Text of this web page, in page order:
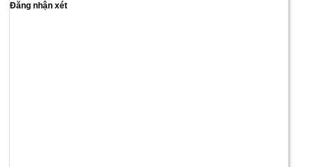
Đăng nhận xét